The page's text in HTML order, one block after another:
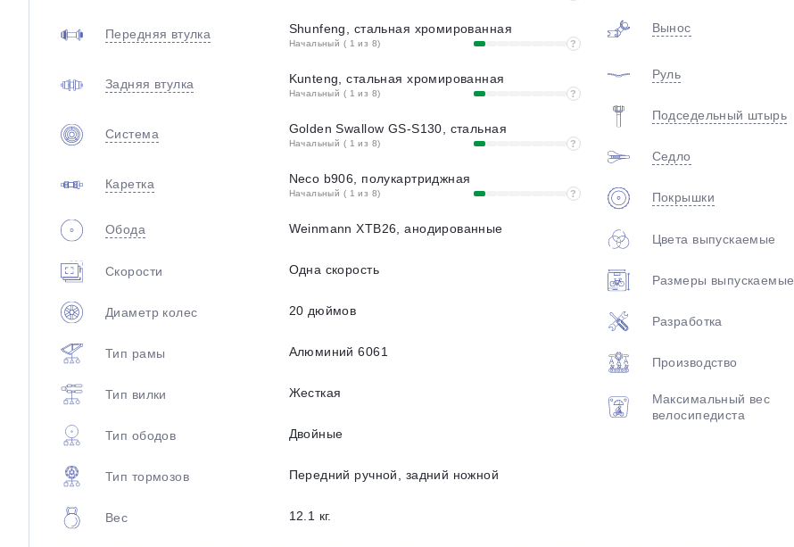
Передняя втулка Shunfeng, стальная хромированная
Начальный ( 1 из 8) ?
Задняя втулка Kunteng, стальная хромированная
Начальный ( 1 из 8) ?
Система Golden Swallow GS-S130, стальная
Начальный ( 1 из 8) ?
Каретка Neco b906, полукартриджная
Начальный ( 1 из 8) ?
Обода Weinmann XTB26, анодированные
Скорости Одна скорость
Диаметр колес 20 дюймов
Тип рамы Алюминий 6061
Тип вилки Жесткая
Тип ободов Двойные
Тип тормозов Передний ручной, задний ножной
Вес 12.1 кг.
Вынос
Руль
Подседельный штырь
Седло
Покрышки
Цвета выпускаемые
Размеры выпускаемые
Разработка
Производство
Максимальный вес
велосипедиста
раз в 2 недели